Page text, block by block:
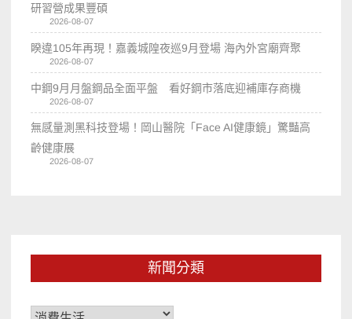
研習營成果豐碩
2026-08-07
睽違105年再現！嘉義城隍夜巡9月登場 海內外宮廟齊聚
2026-08-07
中鋼9月月盤鋼品全面平盤 看好鋼市落底迎補庫存商機
2026-08-07
無感量測黑科技登場！岡山醫院「Face AI健康鏡」驚豔高
齡健康展
2026-08-07
新聞分類
新